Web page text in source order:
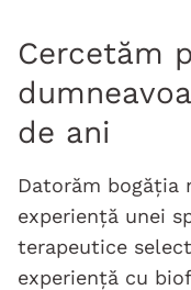
Cercetăm
de ani
Datorăm bogăția
experiență unei
terapeutice
experiență cu